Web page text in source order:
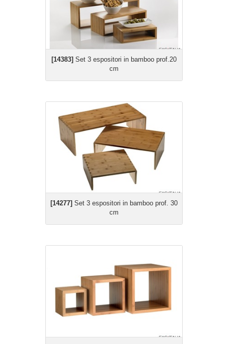
[14383] Set 3 espositori in bamboo prof.20
cm
[14277] Set 3 espositori in bamboo prof. 30
cm